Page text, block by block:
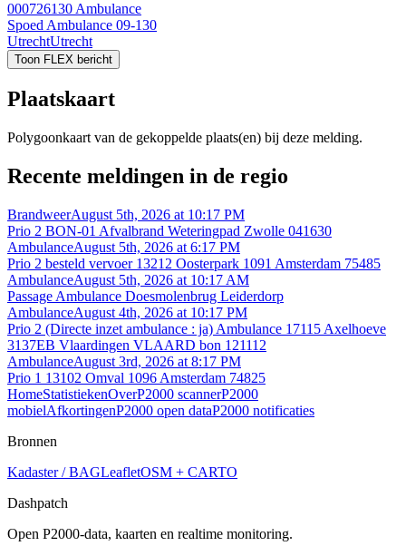
000726130 Ambulance
Spoed Ambulance 09-130
UtrechtUtrecht
Toon FLEX bericht
Plaatskaart
Polygoonkaart van de gekoppelde plaats(en) bij deze melding.
Recente meldingen in de regio
BrandweerAugust 5th, 2026 at 10:17 PM
Prio 2 BON-01 Afvalbrand Weteringpad Zwolle 041630
AmbulanceAugust 5th, 2026 at 6:17 PM
Prio 2 besteld vervoer 13212 Oosterpark 1091 Amsterdam 75485
AmbulanceAugust 5th, 2026 at 10:17 AM
Passage Ambulance Doesmolenbrug Leiderdorp
AmbulanceAugust 4th, 2026 at 10:17 PM
Prio 2 (Directe inzet ambulance : ja) Ambulance 17115 Axelhoeve
3137EB Vlaardingen VLAARD bon 121112
AmbulanceAugust 3rd, 2026 at 8:17 PM
Prio 1 13102 Omval 1096 Amsterdam 74825
HomeStatistiekenOverP2000 scannerP2000
mobielAfkortingenP2000 open dataP2000 notificaties
Bronnen
Kadaster / BAGLeafletOSM + CARTO
Dashpatch
Open P2000-data, kaarten en realtime monitoring.